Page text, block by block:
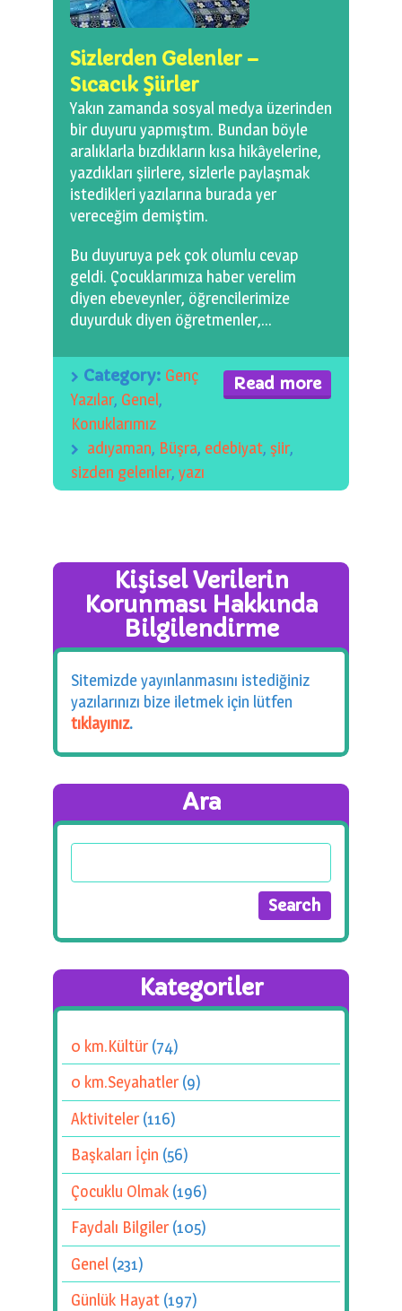
0 km.Bızdıklar Yazılarım
Filmlerimiz
Hadi Bize Yazın
Sizlerden Gelenler –
Sıcacık Şiirler
Yakın zamanda sosyal medya üzerinden
bir duyuru yapmıştım. Bundan böyle
aralıklarla bızdıkların kısa hikâyelerine,
yazdıkları şiirlere, sizlerle paylaşmak
istedikleri yazılarına burada yer
vereceğim demiştim.
Bu duyuruya pek çok olumlu cevap
geldi. Çocuklarımıza haber verelim
diyen ebeveynler, öğrencilerimize
duyurduk diyen öğretmenler,…
Read more
Category: Genç
Yazılar, Genel,
Konuklarımız
adıyaman, Büşra, edebiyat, şiir,
sizden gelenler, yazı
Kişisel Verilerin
Korunması Hakkında
Bilgilendirme
Sitemizde yayınlanmasını istediğiniz
yazılarınızı bize iletmek için lütfen
tıklayınız.
Ara
Kategoriler
0 km.Kültür(74)
0 km.Seyahatler(9)
Aktiviteler(116)
Başkaları İçin (56)
Çocuklu Olmak (196)
Faydalı Bilgiler(105)
Genel (231)
Günlük Hayat (197)